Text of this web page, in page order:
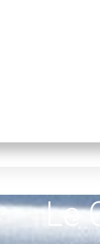
Le